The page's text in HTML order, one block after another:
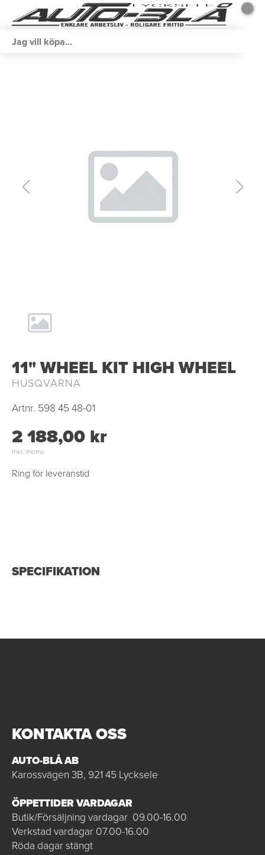
11" WHEEL KIT HIGH WHEEL
HUSQVARNA
Artnr. 598 45 48-01
2 188,00 kr
Inkl. moms
Ring för leveranstid
SPECIFIKATION
KONTAKTA OSS
AUTO-BLÅ AB
Karossvägen 3B, 921 45 Lycksele
ÖPPETTIDER VARDAGAR
Butik/Försäljning vardagar 09.00-16.00
Verkstad vardagar 07.00-16.00
Röda dagar stängt